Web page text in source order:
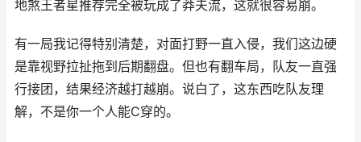
地煞王者星推荐完全被玩成了莽夫流，这就很容易崩。
有一局我记得特别清楚，对面打野一直入侵，我们这边硬
是靠视野拉扯拖到后期翻盘。但也有翻车局，队友一直强
行接团，结果经济越打越崩。说白了，这东西吃队友理
解，不是你一个人能C穿的。